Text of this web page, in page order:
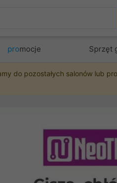
promocje Sprzęt
do pozostałych salonów lub